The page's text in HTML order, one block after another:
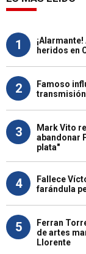
1
heridos en
2
Famoso
transmisión
3
Mark Vito
abandonar
plata"
4
Fallece
farándula
5
Ferran
de artes
Llorente